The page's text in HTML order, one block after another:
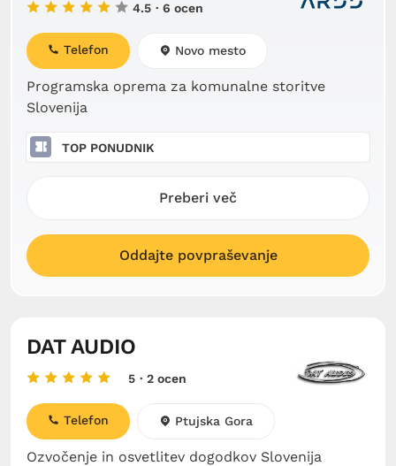
4.5 · 6 ocen
Programska oprema za komunalne storitve
Slovenija
Telefon Novo mesto
TOP PONUDNIK
Preberi več
Oddajte povpraševanje
DAT AUDIO
5 · 2 ocen
Ozvočenje in osvetlitev dogodkov Slovenija
Telefon Ptujska Gora